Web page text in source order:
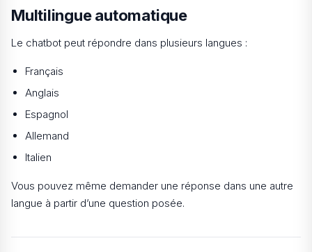
Multilingue automatique
Le chatbot peut répondre dans plusieurs langues :
Français
Anglais
Espagnol
Allemand
Italien
Vous pouvez même demander une réponse dans une autre
langue à partir d’une question posée.